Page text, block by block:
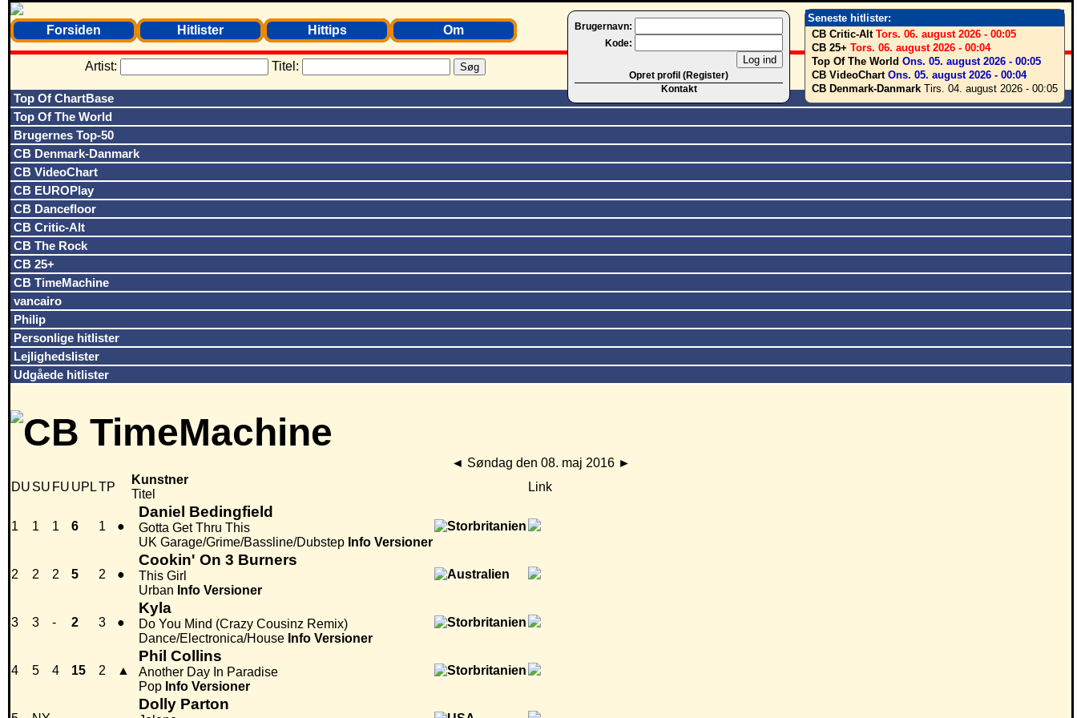
Seneste hitlister:
CB Critic-Alt Tors. 06. august 2026 - 00:05
CB 25+ Tors. 06. august 2026 - 00:04
Top Of The World Ons. 05. august 2026 - 00:05
CB VideoChart Ons. 05. august 2026 - 00:04
CB Denmark-Danmark Tirs. 04. august 2026 - 00:05
Brugernavn:
Kode:
Opret profil (Register)
Kontakt
Forsiden Hitlister Hittips Om
Artist: Titel:
Top Of ChartBase
Top Of The World
Brugernes Top-50
CB Denmark-Danmark
CB VideoChart
CB EUROPlay
CB Dancefloor
CB Critic-Alt
CB The Rock
CB 25+
CB TimeMachine
vancairo
Philip
Personlige hitlister
Lejlighedslister
Udgåede hitlister
◄ Søndag den 08. maj 2016 ►
DU SU FU UPLTP
Kunstner
Titel
Link
1 1 1 6 1 ●
Daniel Bedingfield
Gotta Get Thru This
UK Garage/Grime/Bassline/Dubstep Info Versioner
2 2 2 5 2 ●
Cookin' On 3 Burners
This Girl
Urban Info Versioner
3 3 - 2 3 ●
Kyla
Do You Mind (Crazy Cousinz Remix)
Dance/Electronica/House Info Versioner
4 5 4 15 2 ▲
Phil Collins
Another Day In Paradise
Pop Info Versioner
Dolly Parton